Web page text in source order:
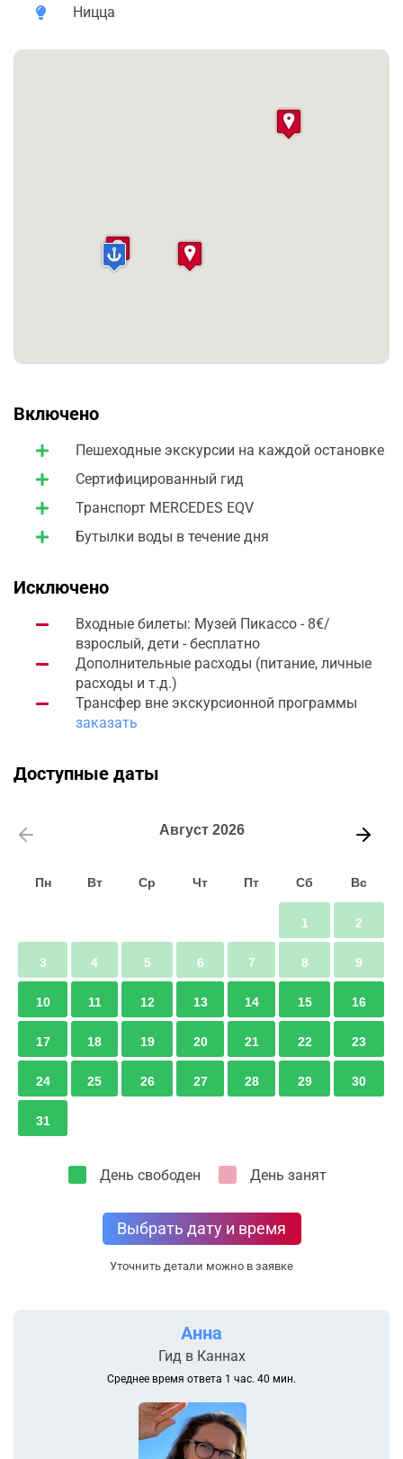
Франции
В течении всего дня с вами будет не только
времени на парковку или ненужных хождений от
Ницца
Включено
Пешеходные экскурсии на каждой остановке
Сертифицированный гид
Транспорт MERCEDES EQV
Бутылки воды в течение дня
Исключено
Входные билеты: Музей Пикассо - 8€/
взрослый, дети - бесплатно
Дополнительные расходы (питание, личные
расходы и т.д.)
Трансфер вне экскурсионной программы
заказать
Доступные даты
Август 2026
Пн Вт Ср Чт Пт Сб Вс
1 2
3 4 5 6 7 8 9
10 11 12 13 14 15 16
17 18 19 20 21 22 23
24 25 26 27 28 29 30
31
День свободен День занят
Выбрать дату и время
Уточнить детали можно в заявке
Анна
Гид в Каннах
Среднее время ответа 1 час. 40 мин.